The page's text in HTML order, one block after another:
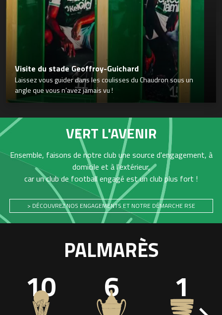
Visite du stade Geoffroy-Guichard
Laissez vous guider dans les coulisses du Chaudron sous un
angle que vous n’avez jamais vu !
VERT L'AVENIR
Ensemble, faisons de notre club une source d'engagement, à
domicile et à l'extérieur,
car un club de football engagé est un club plus fort !
> DÉCOUVREZ NOS ENGAGEMENTS ET NOTRE DÉMARCHE RSE
PALMARÈS
10 6 1